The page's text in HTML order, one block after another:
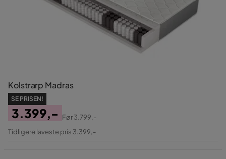
Kolstrarp Madras
SE PRISEN!
Pris
3.399,-
Original
Før3.799,-
Tidligere laveste pris 3.399,-